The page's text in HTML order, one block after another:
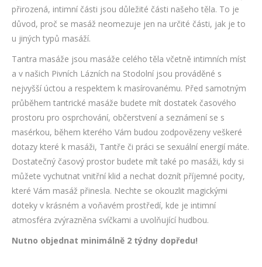
přirozená, intimní části jsou důležité části našeho těla. To je
důvod, proč se masáž neomezuje jen na určité části, jak je to
u jiných typů masáží.
Tantra masáže jsou masáže celého těla včetně intimních míst
a v našich Pivních Lázních na Stodolní jsou prováděné s
nejvyšší úctou a respektem k masírovanému. Před samotným
průběhem tantrické masáže budete mít dostatek časového
prostoru pro osprchování, občerstvení a seznámení se s
masérkou, během kterého Vám budou zodpovězeny veškeré
dotazy které k masáži, Tantře či práci se sexuální energií máte.
Dostatečný časový prostor budete mít také po masáži, kdy si
můžete vychutnat vnitřní klid a nechat doznít příjemné pocity,
které Vám masáž přinesla. Nechte se okouzlit magickými
doteky v krásném a voňavém prostředí, kde je intimní
atmosféra zvýrazněna svíčkami a uvolňující hudbou.
Nutno objednat minimálně 2 týdny dopředu!